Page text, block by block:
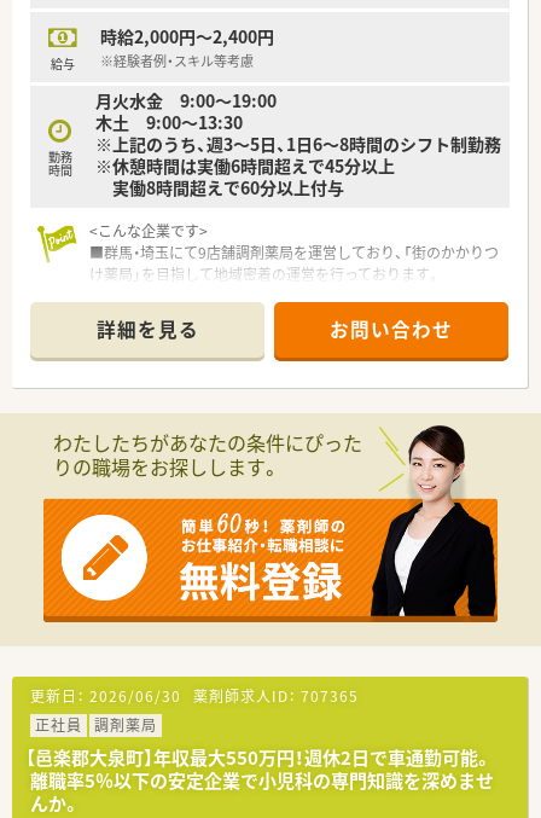
アットホームで協力的な職場環境が魅力です。
■子育て世代のスタッフが多く在籍しており子どもの行事など
■採用担当者を含め経営陣は温和で話しやすい人柄であり現場
での業務も行うため現場への理解が深い環境です。
給与
時給2,000円～2,400円
※経験者例・スキル等考慮
勤務
時間
月火水金 9:00～19:00
木土 9:00～13:30
※上記のうち、週3～5日、1日6～8時間のシフト制勤務
※休憩時間は実働6時間超えで45分以上
実働8時間超えで60分以上付与
<こんな企業です>
■群馬・埼玉にて9店舗調剤薬局を運営しており、「街のかかりつ
け薬局」を目指して地域密着の運営を行っております。
<こんな方へおススメ>
■転居を伴う異動はありません。ご自宅から通勤可能な範囲を
希望される方
■年俸制の職場を希望される方
詳細を見る お問い合わせ
わたしたちがあなたの条件にぴった
りの職場をお探しします。
更新日： 2026/06/30 薬剤師求人ID： 707365
正社員
調剤薬局
【邑楽郡大泉町】年収最大550万円！週休2日で車通勤可能。
離職率5％以下の安定企業で小児科の専門知識を深めませ
んか。